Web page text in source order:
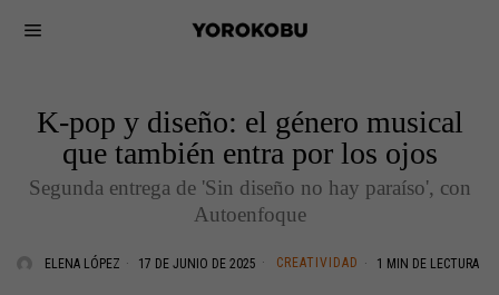
K-pop y diseño: el género musical
que también entra por los ojos
Segunda entrega de 'Sin diseño no hay paraíso', con
Autoenfoque
ELENA LÓPEZ 17 DE JUNIO DE 2025 CREATIVIDAD 1 MIN DE LECTURA